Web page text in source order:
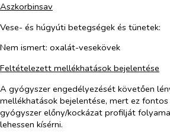
Aszkorbinsav
Vese- és húgyúti betegségek és tünetek:
Nem ismert: oxalát-vesekövek
Feltételezett mellékhatások bejelentése
A gyógyszer engedélyezését követően
mellékhatások bejelentése, mert ez fontos
gyógyszer előny/kockázat profilját
lehessen kísérni.